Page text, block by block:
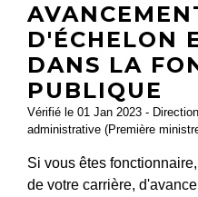
D'ÉCHELON
DANS LA
PUBLIQUE
Vérifié le 01 Jan 2023 -
administrative (Première
Si vous êtes
de votre carrière,